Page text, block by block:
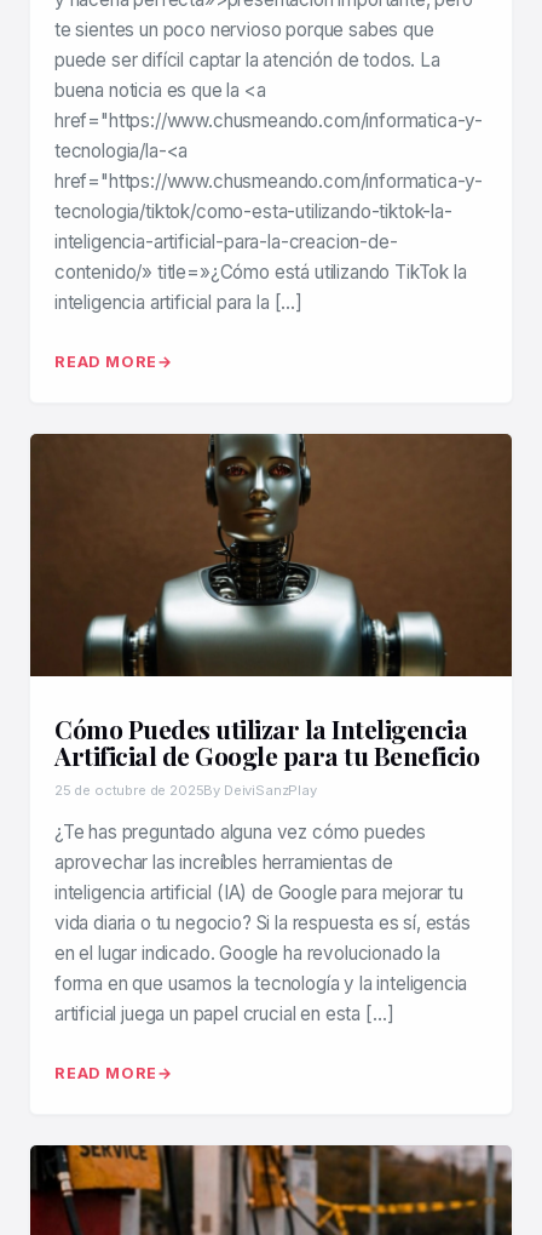
te sientes un poco nervioso porque sabes que
puede ser difícil captar la atención de todos. La
buena noticia es que la <a
href="https://www.chusmeando.com/informatica-y-
tecnologia/la-<a
href="https://www.chusmeando.com/informatica-y-
tecnologia/tiktok/como-esta-utilizando-tiktok-la-
inteligencia-artificial-para-la-creacion-de-
contenido/» title=»¿Cómo está utilizando TikTok la
inteligencia artificial para la […]
READ MORE
Cómo Puedes utilizar la Inteligencia
Artificial de Google para tu Beneficio
25 de octubre de 2025By DeiviSanzPlay
¿Te has preguntado alguna vez cómo puedes
aprovechar las increíbles herramientas de
inteligencia artificial (IA) de Google para mejorar tu
vida diaria o tu negocio? Si la respuesta es sí, estás
en el lugar indicado. Google ha revolucionado la
forma en que usamos la tecnología y la inteligencia
artificial juega un papel crucial en esta […]
READ MORE